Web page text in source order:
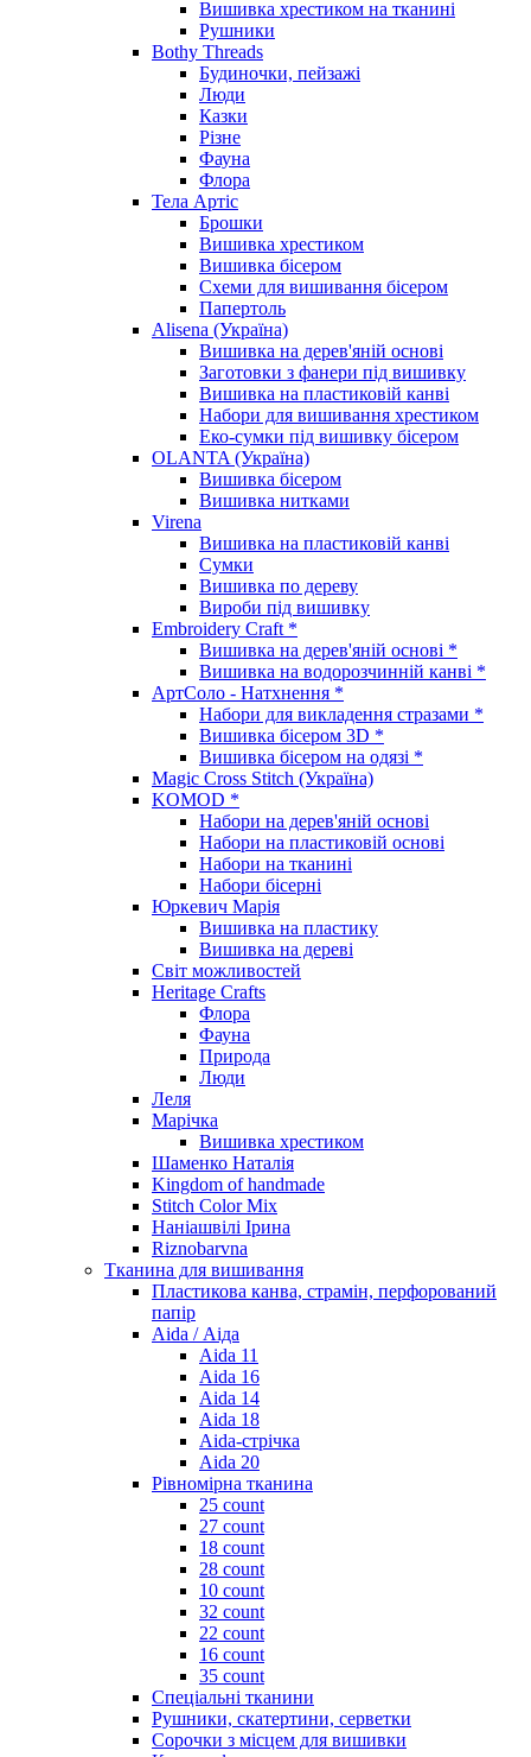
Вишивка хрестиком на тканині
Рушники
Bothy Threads
Будиночки, пейзажі
Люди
Казки
Різне
Фауна
Флора
Тела Артіс
Брошки
Вишивка хрестиком
Вишивка бісером
Схеми для вишивання бісером
Папертоль
Alisena (Україна)
Вишивка на дерев'яній основі
Заготовки з фанери під вишивку
Вишивка на пластиковій канві
Набори для вишивання хрестиком
Еко-сумки під вишивку бісером
OLANTA (Україна)
Вишивка бісером
Вишивка нитками
Virena
Вишивка на пластиковій канві
Сумки
Вишивка по дереву
Вироби під вишивку
Embroidery Craft *
Вишивка на дерев'яній основі *
Вишивка на водорозчинній канві *
АртСоло - Натхнення *
Набори для викладення стразами *
Вишивка бісером 3D *
Вишивка бісером на одязі *
Magic Cross Stitch (Україна)
KOMOD *
Набори на дерев'яній основі
Набори на пластиковій основі
Набори на тканині
Набори бісерні
Юркевич Марія
Вишивка на пластику
Вишивка на дереві
Світ можливостей
Heritage Crafts
Флора
Фауна
Природа
Люди
Леля
Марічка
Вишивка хрестиком
Шаменко Наталія
Kingdom of handmade
Stitch Color Mix
Наніашвілі Ірина
Riznobarvna
Тканина для вишивання
Пластикова канва, страмін, перфорований
папір
Aida / Аіда
Aida 11
Aida 16
Aida 14
Aida 18
Aida-стрічка
Aida 20
Рівномірна тканина
25 count
27 count
18 count
28 count
10 count
32 count
22 count
16 count
35 count
Спеціальні тканини
Рушники, скатертини, серветки
Сорочки з місцем для вишивки